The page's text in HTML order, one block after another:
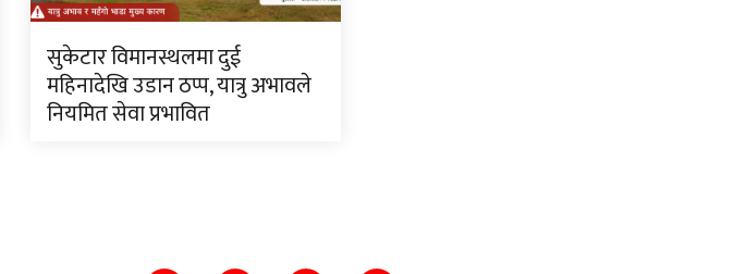
सुकेटार विमानस्थलमा दुई
महिनादेखि उडान ठप्प, यात्रु अभावले
नियमित सेवा प्रभावित